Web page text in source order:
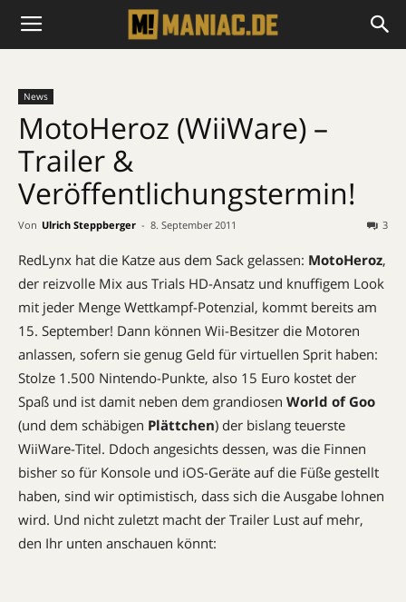
News
MotoHeroz (WiiWare) –
Trailer &
Veröffentlichungstermin!
Von Ulrich Steppberger - 8. September 2011 3
RedLynx hat die Katze aus dem Sack gelassen: MotoHeroz,
der reizvolle Mix aus Trials HD-Ansatz und knuffigem Look
mit jeder Menge Wettkampf-Potenzial, kommt bereits am
15. September! Dann können Wii-Besitzer die Motoren
anlassen, sofern sie genug Geld für virtuellen Sprit haben:
Stolze 1.500 Nintendo-Punkte, also 15 Euro kostet der
Spaß und ist damit neben dem grandiosen World of Goo
(und dem schäbigen Plättchen) der bislang teuerste
WiiWare-Titel. Ddoch angesichts dessen, was die Finnen
bisher so für Konsole und iOS-Geräte auf die Füße gestellt
haben, sind wir optimistisch, dass sich die Ausgabe lohnen
wird. Und nicht zuletzt macht der Trailer Lust auf mehr,
den Ihr unten anschauen könnt: